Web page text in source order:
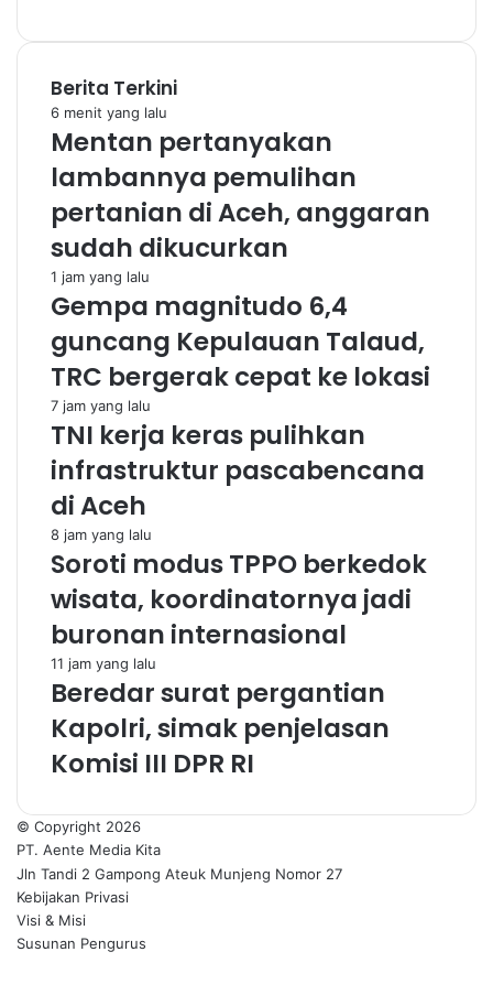
Berita Terkini
6 menit yang lalu
Mentan pertanyakan
lambannya pemulihan
pertanian di Aceh, anggaran
sudah dikucurkan
1 jam yang lalu
Gempa magnitudo 6,4
guncang Kepulauan Talaud,
TRC bergerak cepat ke lokasi
7 jam yang lalu
TNI kerja keras pulihkan
infrastruktur pascabencana
di Aceh
8 jam yang lalu
Soroti modus TPPO berkedok
wisata, koordinatornya jadi
buronan internasional
11 jam yang lalu
Beredar surat pergantian
Kapolri, simak penjelasan
Komisi III DPR RI
© Copyright 2026
PT. Aente Media Kita
Jln Tandi 2 Gampong Ateuk Munjeng Nomor 27
Kebijakan Privasi
Visi & Misi
Susunan Pengurus